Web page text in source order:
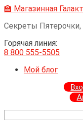
Перейти
контенту
🏫 Магазинная
Секреты
Горячая линия:
8 800 555-5505
Мой блог